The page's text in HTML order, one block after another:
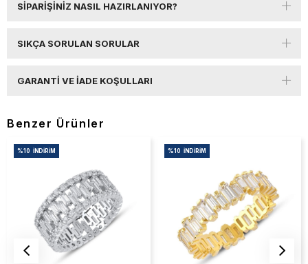
SIPARIŞINIZ NASIL HAZIRLANIYOR?
SIKÇA SORULAN SORULAR
GARANTI VE İADE KOŞULLARI
Benzer Ürünler
%10 İNDIRIM %10 İNDIRIM